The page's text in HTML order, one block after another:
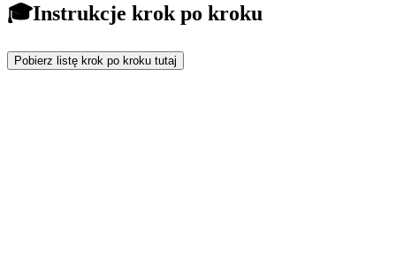
🎓Instrukcje krok po kroku
Pobierz listę krok po kroku tutaj